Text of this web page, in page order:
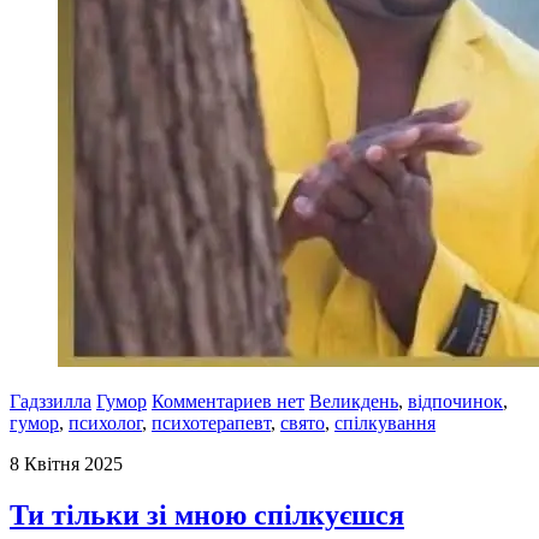
Гадззилла Гумор Комментариев нет Великдень, відпочинок,
гумор, психолог, психотерапевт, свято, спілкування
8 Квітня 2025
Ти тільки зі мною спілкуєшся